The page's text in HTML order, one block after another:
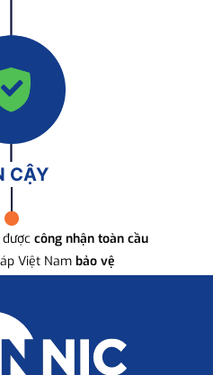
CẬY
công nhận toàn cầu
Việt Nam bảo vệ